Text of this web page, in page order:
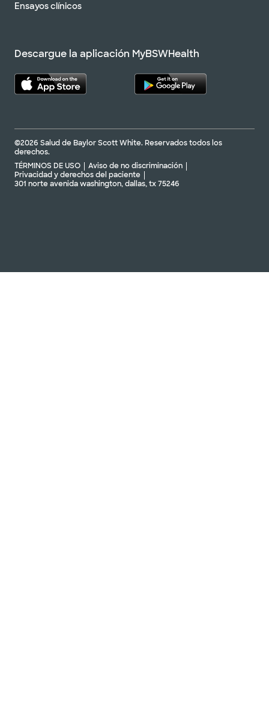
Ensayos clínicos
Descargue la aplicación MyBSWHealth
©2026 Salud de Baylor Scott White. Reservados todos los
derechos.
TÉRMINOS DE USO
Aviso de no discriminación
Privacidad y derechos del paciente
301 norte avenida washington, dallas, tx 75246